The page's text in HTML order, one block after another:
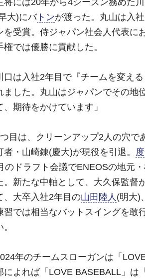
には20年から4シーズン務めた
大)にバトンが渡った。丸山は入
を受賞。侍ジャパン社会人代表に
権では優勝に貢献した。
口は入社2年目で『チームを変え
ました。丸山はジャパンでその地
、期待をかけています」
目は、クリーンアップ2人の穴で
者・山崎錬(慶大)が現役を引退。
のドラフト会議でENEOSの地元
。新たな中軸として、大久保監督
、大卒入社2年目の山田陸人 (明大)
習では相当なバットスイングを敢
年のチームスローガンは「
によれば「LOVE BASEBALL」は